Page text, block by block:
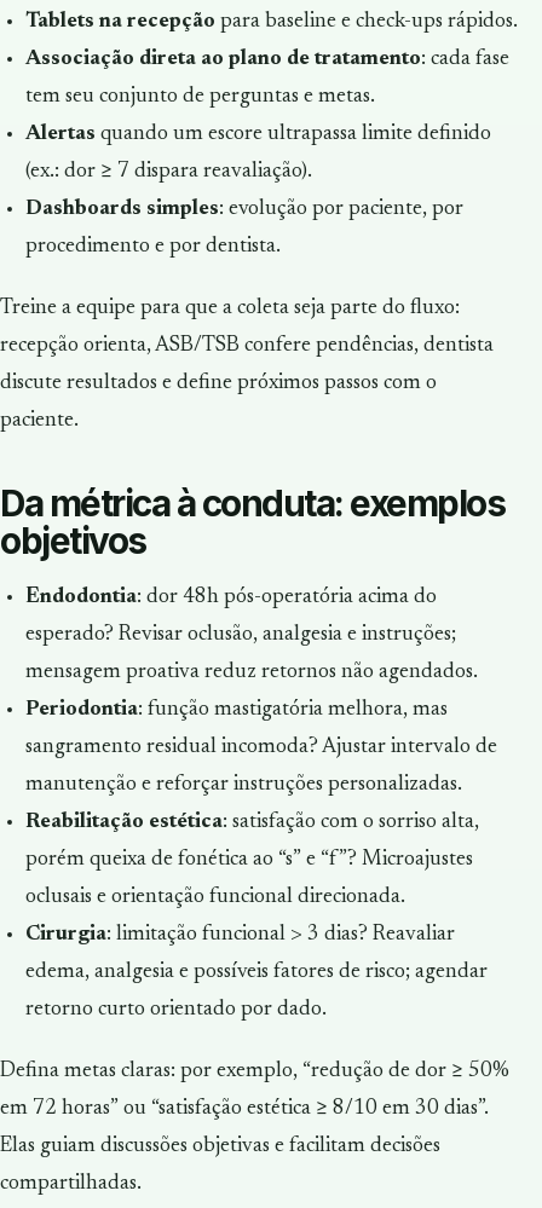
Tablets na recepção para baseline e check-ups rápidos.
Associação direta ao plano de tratamento: cada fase
tem seu conjunto de perguntas e metas.
Alertas quando um escore ultrapassa limite definido
(ex.: dor ≥ 7 dispara reavaliação).
Dashboards simples: evolução por paciente, por
procedimento e por dentista.
Treine a equipe para que a coleta seja parte do fluxo:
recepção orienta, ASB/TSB confere pendências, dentista
discute resultados e define próximos passos com o
paciente.
Da métrica à conduta: exemplos
objetivos
Endodontia: dor 48h pós-operatória acima do
esperado? Revisar oclusão, analgesia e instruções;
mensagem proativa reduz retornos não agendados.
Periodontia: função mastigatória melhora, mas
sangramento residual incomoda? Ajustar intervalo de
manutenção e reforçar instruções personalizadas.
Reabilitação estética: satisfação com o sorriso alta,
porém queixa de fonética ao “s” e “f”? Microajustes
oclusais e orientação funcional direcionada.
Cirurgia: limitação funcional > 3 dias? Reavaliar
edema, analgesia e possíveis fatores de risco; agendar
retorno curto orientado por dado.
Defina metas claras: por exemplo, “redução de dor ≥ 50%
em 72 horas” ou “satisfação estética ≥ 8/10 em 30 dias”.
Elas guiam discussões objetivas e facilitam decisões
compartilhadas.